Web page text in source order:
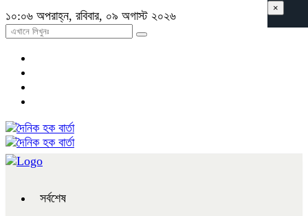
১০:০৬ অপরাহ্ন, রবিবার, ০৯ অগাস্ট ২০২৬
সর্বশেষ
×